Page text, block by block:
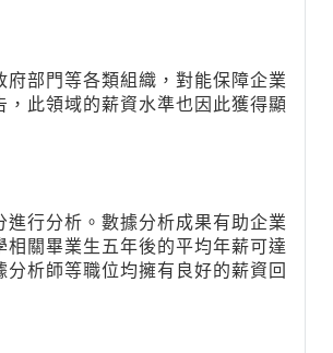
部門等各類組織，對能保障企業
此領域的薪資水準也因此獲得顯
行分析。數據分析成果有助企業
關畢業生五年後的平均年薪可達
析師等職位均擁有良好的薪資回